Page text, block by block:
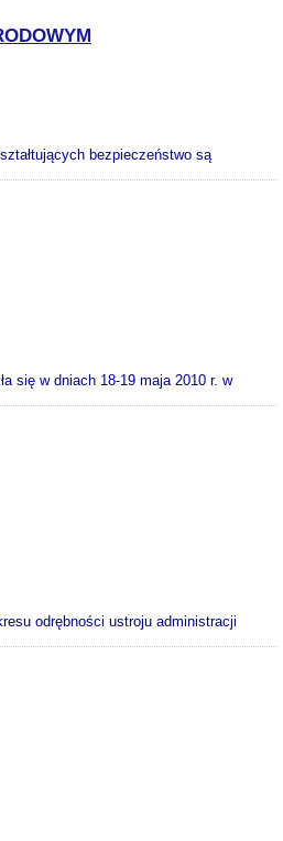
bezpieczeństwo są
się w dniach 18-19 maja 2010 r. w
odrębności ustroju administracji